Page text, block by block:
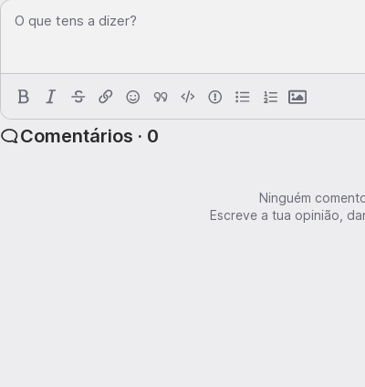
O que tens a dizer?
Comentários · 0
Ninguém
Escreve a tua opinião,